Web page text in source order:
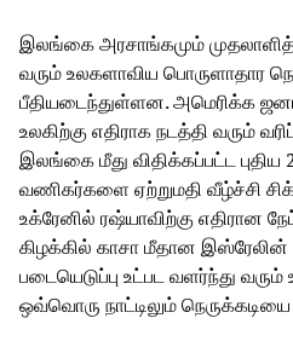
இலங்கை அரசாங்கமும்
வரும் உலகளாவிய பொருளாதார
பீதியடைந்துள்ளன. அமெரிக்க
உலகிற்கு எதிராக நடத்தி வரும்
இலங்கை மீது விதிக்கப்பட்ட
வணிகர்களை ஏற்றுமதி வீழ்ச்சி
உக்ரேனில் ரஷ்யாவிற்கு எதிரான
கிழக்கில் காசா மீதான
படையெடுப்பு உட்பட வளர்ந்து
ஒவ்வொரு நாட்டிலும் நெருக்கடியை